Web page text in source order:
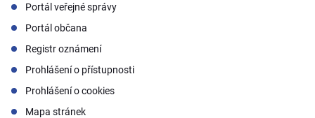
Portál veřejné správy
Portál občana
Registr oznámení
Prohlášení o přístupnosti
Prohlášení o cookies
Mapa stránek